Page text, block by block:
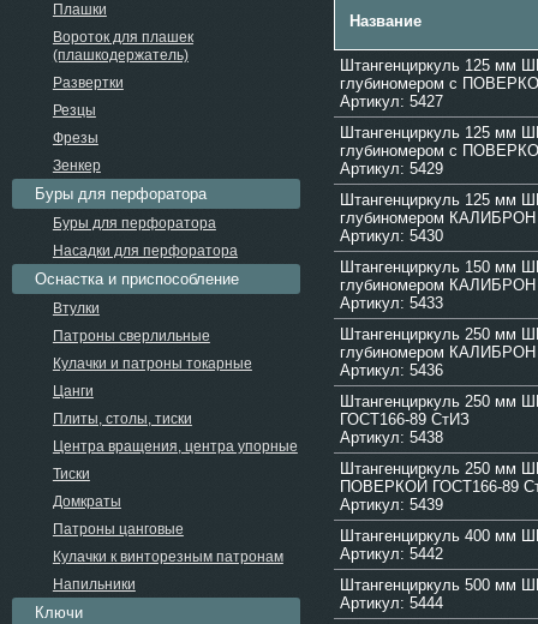
Название
Штангенциркуль 125 мм
глубиномером с
Артикул: 5427
Штангенциркуль 125 мм
глубиномером с
Артикул: 5429
Штангенциркуль 125 мм
глубиномером КАЛИБРОН
Артикул: 5430
Штангенциркуль 150 мм
глубиномером КАЛИБРОН
Артикул: 5433
Штангенциркуль 250 мм
глубиномером КАЛИБРОН
Артикул: 5436
Штангенциркуль 250 мм
ГОСТ166-89 СтИЗ
Артикул: 5438
Штангенциркуль 250 мм
ПОВЕРКОЙ ГОСТ166-89
Артикул: 5439
Штангенциркуль 400 мм
Артикул: 5442
Штангенциркуль 500 мм
Артикул: 5444
Плашки
Вороток для плашек
(плашкодержатель)
Развертки
Резцы
Фрезы
Зенкер
Буры для перфоратора
Буры для перфоратора
Насадки для перфоратора
Оснастка и приспособление
Втулки
Патроны сверлильные
Кулачки и патроны токарные
Цанги
Плиты, столы, тиски
Центра вращения, центра упорные
Тиски
Домкраты
Патроны цанговые
Кулачки к винторезным патронам
Напильники
Ключи